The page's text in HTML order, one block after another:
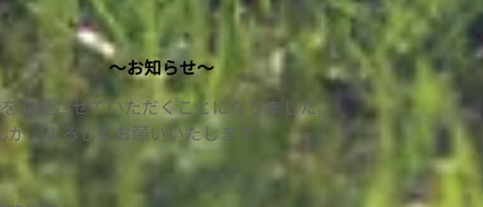
〜お知らせ〜
変更させていただくことになりました。
、よろしくお願いいたします。